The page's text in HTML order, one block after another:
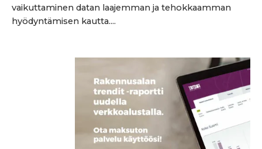
vaikuttaminen datan laajemman ja tehokkaamman
hyödyntämisen kautta....